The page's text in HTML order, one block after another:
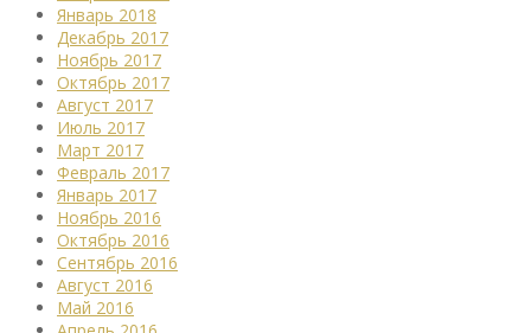
Январь 2018
Декабрь 2017
Ноябрь 2017
Октябрь 2017
Август 2017
Июль 2017
Март 2017
Февраль 2017
Январь 2017
Ноябрь 2016
Октябрь 2016
Сентябрь 2016
Август 2016
Май 2016